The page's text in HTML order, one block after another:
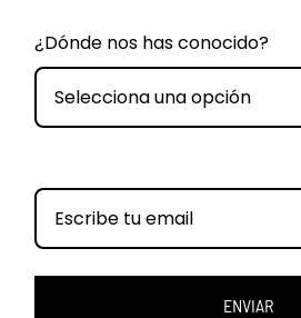
¿Dónde nos has conocido?
Selecciona una opción
ENVIAR